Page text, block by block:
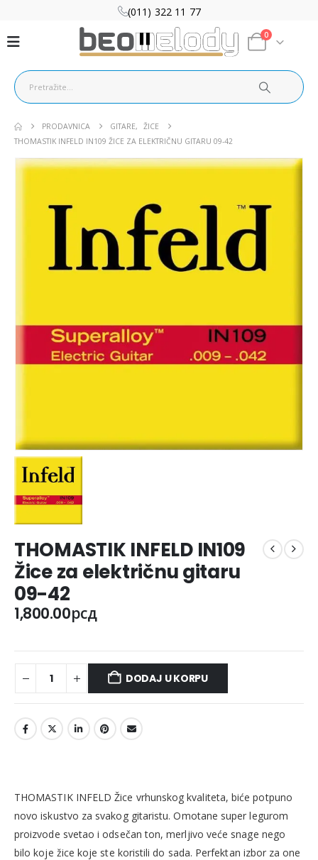
(011) 322 11 77
0
PRODAVNICA GITARE,
ŽICE
THOMASTIK INFELD IN109 ŽICE ZA ELEKTRIČNU GITARU 09-42
THOMASTIK INFELD IN109
Žice za električnu gitaru
09-42
1,800.00рсд
DODAJ U KORPU
THOMASTIK INFELD Žice vrhunskog kvaliteta, biće potpuno
novo iskustvo za svakog gitaristu. Omotane super legurom
proizvode svetao i odsečan ton, merljivo veće snage nego
bilo koje žice koje ste koristili do sada. Perfektan izbor za one